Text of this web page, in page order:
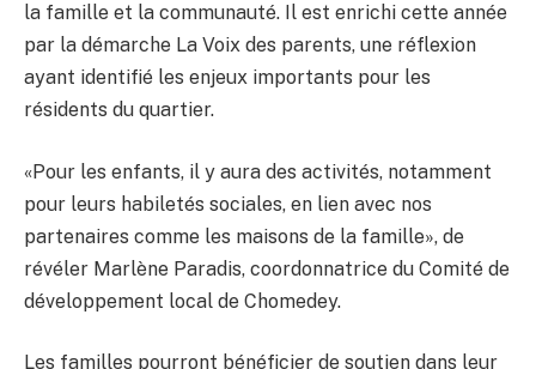
la famille et la communauté. Il est enrichi cette année
par la démarche La Voix des parents, une réflexion
ayant identifié les enjeux importants pour les
résidents du quartier.
«Pour les enfants, il y aura des activités, notamment
pour leurs habiletés sociales, en lien avec nos
partenaires comme les maisons de la famille», de
révéler Marlène Paradis, coordonnatrice du Comité de
développement local de Chomedey.
Les familles pourront bénéficier de soutien dans leur